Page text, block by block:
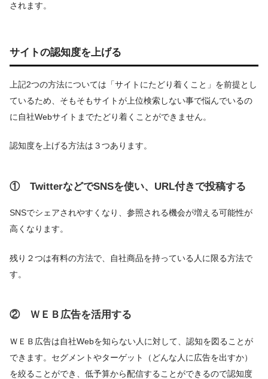
されます。
サイトの認知度を上げる
上記2つの方法については「サイトにたどり着くこと」を前提とし
ているため、そもそもサイトが上位検索しない事で悩んでいるの
に自社Webサイトまでたどり着くことができません。
認知度を上げる方法は３つあります。
① TwitterなどでSNSを使い、URL付きで投稿する
SNSでシェアされやすくなり、参照される機会が増える可能性が
高くなります。
残り２つは有料の方法で、自社商品を持っている人に限る方法で
す。
② ＷＥＢ広告を活用する
ＷＥＢ広告は自社Webを知らない人に対して、認知を図ることが
できます。セグメントやターゲット（どんな人に広告を出すか）
を絞ることができ、低予算から配信することができるので認知度